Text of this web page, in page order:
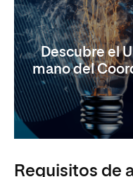
Descubre el
mano del
Requisitos de